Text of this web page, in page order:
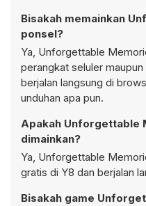
Bisakah memainkan
ponsel?
Ya, Unforgettable
perangkat seluler
berjalan langsung di
unduhan apa pun.
Apakah Unforgettable
dimainkan?
Ya, Unforgettable
gratis di Y8 dan berjalan
Bisakah game